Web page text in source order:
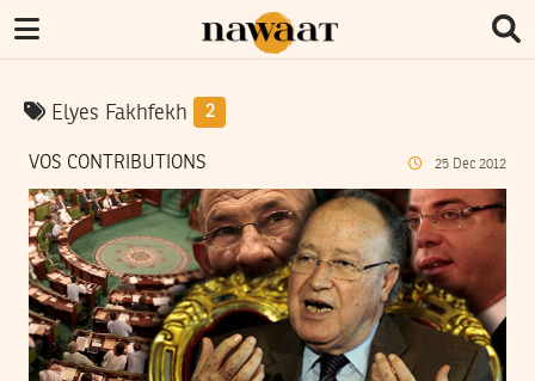
Elyes Fakhfekh 2
VOS CONTRIBUTIONS 25 Dec 2012